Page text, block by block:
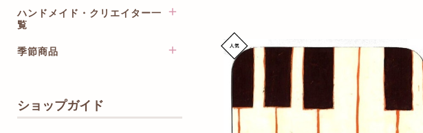
ハンドメイド・クリエイター一
覧
crescendo / 木製ハンドメイド
Masaenocturne / イラストレ
季節商品
ハンドメイド小物
ショップガイド